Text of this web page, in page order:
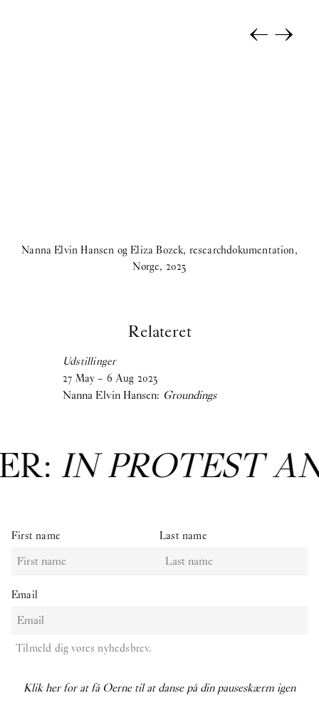
←→
Nanna Elvin Hansen og Eliza Bozek, researchdokumentation,
Norge, 2023
Relateret
Udstillinger
27 May – 6 Aug 2023
Nanna Elvin Hansen: Groundings
IN PROTEST
First name Last name
Email
Tilmeld dig vores nyhedsbrev.
Klik her for at få Oerne til at danse på din pauseskærm igen